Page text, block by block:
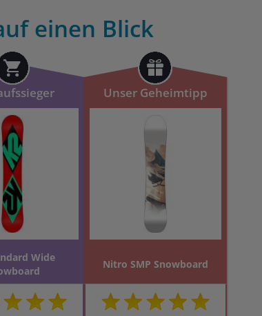
einen Blick
Unser Geheimtipp
Wide
Nitro SMP Snowboard